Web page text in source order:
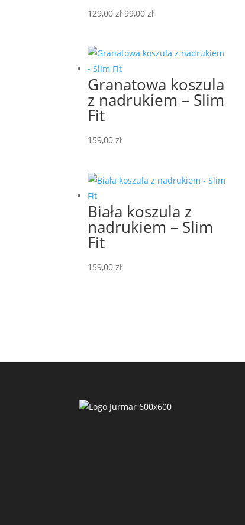
129,00złPierwotna
129,00 zł.
99,00złAktualna
99,00 zł.
Granatowa koszula
z nadrukiem – Slim
Fit
159,00zł
Biała koszula z
nadrukiem – Slim
Fit
159,00zł